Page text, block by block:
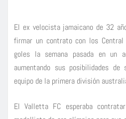
El ex velocista jamaicano de 32
firmar un contrato con los Central
goles la semana pasada en un
aumentando sus posibilidades
equipo de la primera división
El Valletta FC esperaba